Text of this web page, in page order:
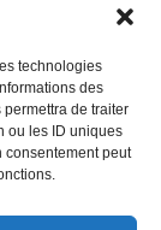
technologies
des
de traiter
ou les ID uniques
consentement peut